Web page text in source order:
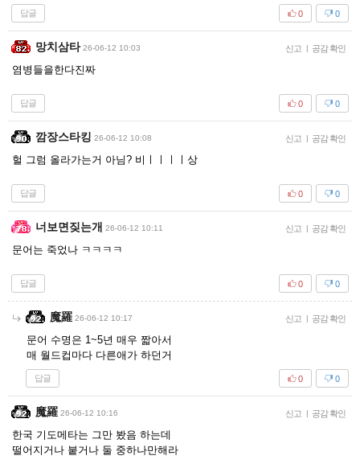
답글 0
0
망치삼타 26-06-12 10:03 신고 | 공감 확인
염병들을한다진짜
답글 0
0
깜장스타킹 26-06-12 10:08 신고 | 공감 확인
헐 그럼 올라가는거 아님? 비ㅣㅣㅣㅣ상
답글 0
0
너보면짖는개 26-06-12 10:11 신고 | 공감 확인
문어는 죽었나 ㅋㅋㅋㅋ
답글 0
0
魔羅 26-06-12 10:17 신고 | 공감 확인
문어 수명은 1~5년 매우 짧아서
매 월드컵마다 다른애가 하던거
답글 0
0
魔羅 26-06-12 10:16 신고 | 공감 확인
한국 기도메타는 그만 봤음 하는데
떨어지거나 붙거나 둘 중하나만해라